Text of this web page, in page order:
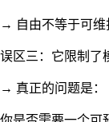
→ 自由不等于可维
误区三：它限制了
→ 真正的问题是：